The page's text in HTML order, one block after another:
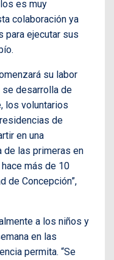
es muy
colaboración ya
para ejecutar sus
su labor
se desarrolla de
los voluntarios
de
en una
de las primeras en
más de 10
de Concepción”,
a los niños y
en las
permita. “Se